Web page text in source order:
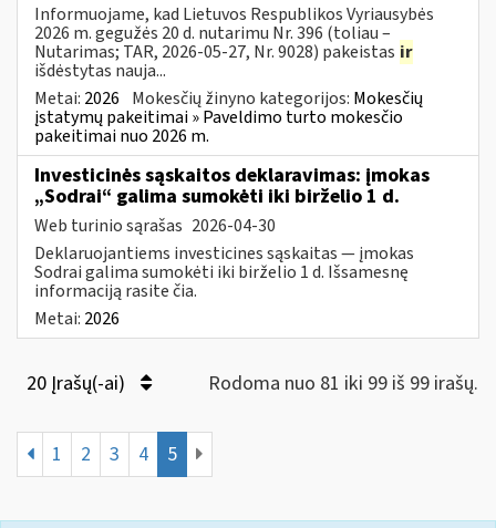
Informuojame, kad Lietuvos Respublikos Vyriausybės
2026 m. gegužės 20 d. nutarimu Nr. 396 (toliau –
Nutarimas; TAR, 2026-05-27, Nr. 9028) pakeistas ir
išdėstytas nauja...
Metai: 2026 Mokesčių žinyno kategorijos: Mokesčių
įstatymų pakeitimai » Paveldimo turto mokesčio
pakeitimai nuo 2026 m.
Investicinės sąskaitos deklaravimas: įmokas
„Sodrai“ galima sumokėti iki birželio 1 d.
Web turinio sąrašas 2026-04-30
Deklaruojantiems investicines sąskaitas — įmokas
Sodrai galima sumokėti iki birželio 1 d. Išsamesnę
informaciją rasite čia.
Metai: 2026
20 Įrašų(-ai) Rodoma nuo 81 iki 99 iš 99 irašų.
1 2 3 4 5